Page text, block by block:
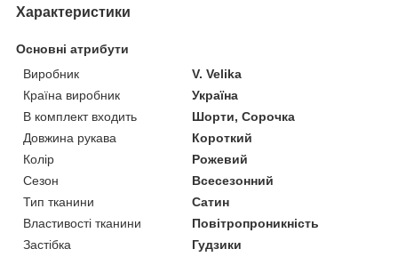
Характеристики
Основні атрибути
Виробник
V. Velika
Країна виробник
Україна
В комплект входить
Шорти, Сорочка
Довжина рукава
Короткий
Колір
Рожевий
Сезон
Всесезонний
Тип тканини
Сатин
Властивості тканини
Повітропроникність
Застібка
Гудзики